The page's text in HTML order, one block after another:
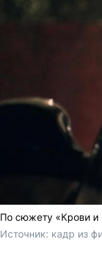
По сюжету «Крови
Источник: кадр из